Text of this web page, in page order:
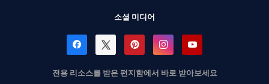
소셜 미디어
전용 리소스를 받은 편지함에서 바로 받아보세요